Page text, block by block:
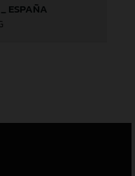
ESPAÑA